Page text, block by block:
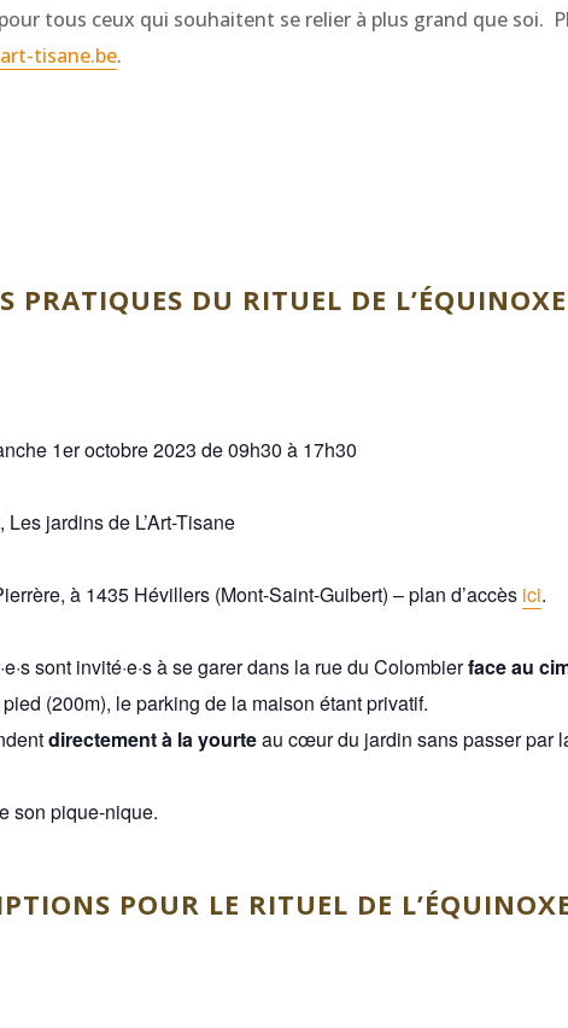
tous ceux qui souhaitent se relier à plus grand que soi.
tisane.be.
PRATIQUES DU RITUEL DE L’ÉQUINOXE
1er octobre 2023 de 09h30 à 17h30
jardins de L’Art-Tisane
à 1435 Hévillers (Mont-Saint-Guibert) – plan d’accès ici.
sont invité·e·s à se garer dans la rue du Colombierface au
(200m), le parking de la maison étant privatif.
directement à la yourteau cœur du jardin sans passer par
son pique-nique.
POUR LE RITUEL DE